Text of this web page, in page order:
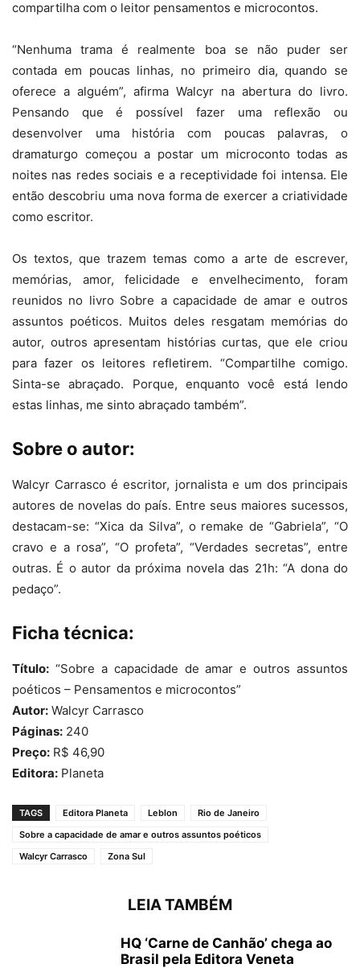
compartilha com o leitor pensamentos e microcontos.
“Nenhuma trama é realmente boa se não puder ser
contada em poucas linhas, no primeiro dia, quando se
oferece a alguém”, afirma Walcyr na abertura do livro.
Pensando que é possível fazer uma reflexão ou
desenvolver uma história com poucas palavras, o
dramaturgo começou a postar um microconto todas as
noites nas redes sociais e a receptividade foi intensa. Ele
então descobriu uma nova forma de exercer a criatividade
como escritor.
Os textos, que trazem temas como a arte de escrever,
memórias, amor, felicidade e envelhecimento, foram
reunidos no livro Sobre a capacidade de amar e outros
assuntos poéticos. Muitos deles resgatam memórias do
autor, outros apresentam histórias curtas, que ele criou
para fazer os leitores refletirem. “Compartilhe comigo.
Sinta-se abraçado. Porque, enquanto você está lendo
estas linhas, me sinto abraçado também”.
Sobre o autor:
Walcyr Carrasco é escritor, jornalista e um dos principais
autores de novelas do país. Entre seus maiores sucessos,
destacam-se: “Xica da Silva”, o remake de “Gabriela”, “O
cravo e a rosa”, “O profeta”, “Verdades secretas”, entre
outras. É o autor da próxima novela das 21h: “A dona do
pedaço”.
Ficha técnica:
Título: “Sobre a capacidade de amar e outros assuntos
poéticos – Pensamentos e microcontos”
Autor: Walcyr Carrasco
Páginas: 240
Preço: R$ 46,90
Editora: Planeta
TAGS Editora Planeta Leblon
Rio de Janeiro
Sobre a capacidade de amar e outros assuntos poéticos
Walcyr Carrasco
Zona Sul
LEIA TAMBÉM
HQ ‘Carne de Canhão’ chega ao
Brasil pela Editora Veneta